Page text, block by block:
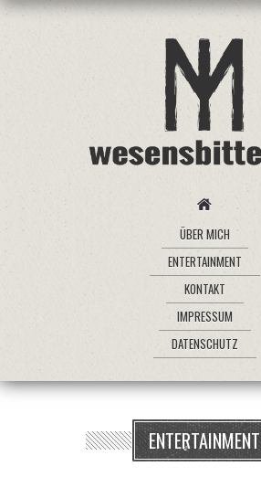
ÜBER MICH
ENTERTAINMENT
KONTAKT
IMPRESSUM
DATENSCHUTZ
ENTERTAINMENT